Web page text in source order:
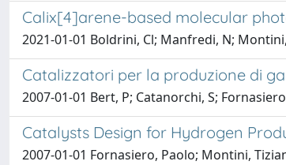
Calix[4]arene-based molecular
2021-01-01 Boldrini, Cl; Manfredi, N;
Catalizzatori per la produzione di
2007-01-01 Bert, P; Catanorchi, S;
Catalysts Design for Hydrogen
2007-01-01 Fornasiero, Paolo; Montini,